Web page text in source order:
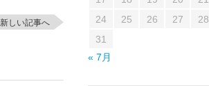
新しい記事へ
24
25 26 27 28
31
« 7月